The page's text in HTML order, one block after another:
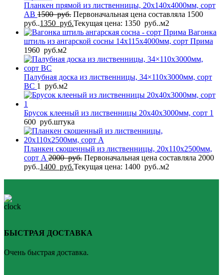
Планкен прямой из лиственницы, 20x140x4000мм, сорт
AB 1500руб. Первоначальная цена составляла 1500
руб..1350 руб.Текущая цена: 1350 руб..м2
Вагонка
штиль из ангарской сосны 14x115x4000мм, сорт Прима
1960 руб.м2
Палубная доска из лиственницы, 34×110x3000мм, сорт
BC 1 руб.м2
Брусок клееный из лиственницы 20x40x3000мм, сорт 1
600 руб.штука
Планкен скошенный из лиственницы, 20x110x2500мм,
сорт A 2000руб. Первоначальная цена составляла 2000
руб..1400 руб.Текущая цена: 1400 руб..м2
БЫСТРАЯ ДОСТАВКА
Очень быстрая доставка.